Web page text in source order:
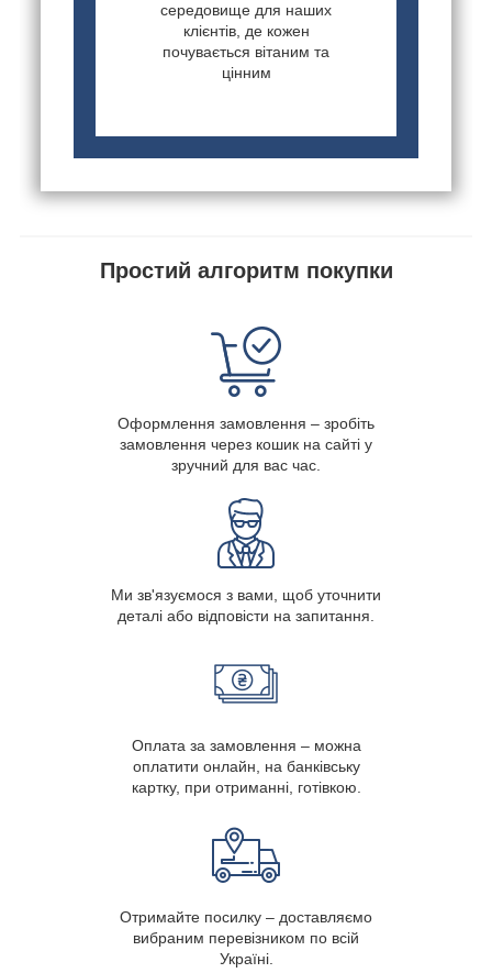
середовище для наших
клієнтів, де кожен
почувається вітаним та
цінним
Простий алгоритм покупки
Оформлення замовлення – зробіть
замовлення через кошик на сайті у
зручний для вас час.
Ми зв'язуємося з вами, щоб уточнити
деталі або відповісти на запитання.
Оплата за замовлення – можна
оплатити онлайн, на банківську
картку, при отриманні, готівкою.
Отримайте посилку – доставляємо
вибраним перевізником по всій
Україні.